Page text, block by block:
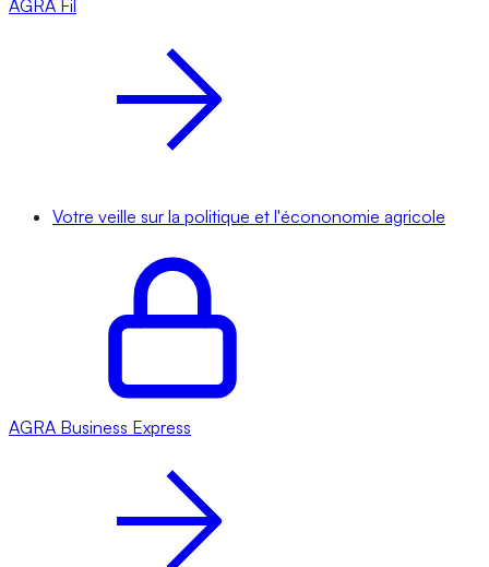
AGRA Fil
Votre veille sur la politique et l'écononomie agricole
AGRA Business Express